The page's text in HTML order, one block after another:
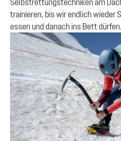
trainieren, bis wir endlich wieder
essen und danach ins Bett dürfen.